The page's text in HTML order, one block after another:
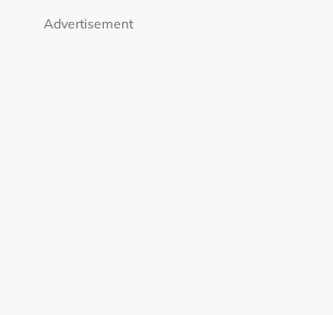
Advertisement